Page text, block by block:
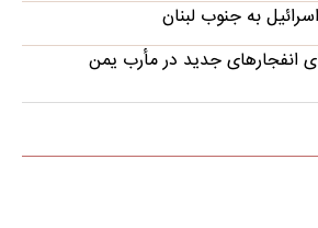
به جنوب لبنان
انفجارهای جدید در مأرب یمن